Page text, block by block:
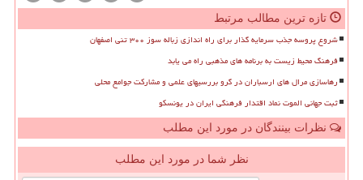
تازه ترین مطالب مرتبط
شروع پروسه جذب سرمایه گذار برای راه اندازی زباله سوز ۳۰۰ تنی اصفهان
فرهنگ محیط زیست به برنامه های مذهبی راه می یابد
رهاسازی مرال های ارسباران در گرو بررسیهای علمی و مشارکت جوامع محلی
ثبت جهانی الموت نماد اقتدار فرهنگی ایران در یونسکو
نظرات بینندگان در مورد این مطلب
نظر شما در مورد این مطلب